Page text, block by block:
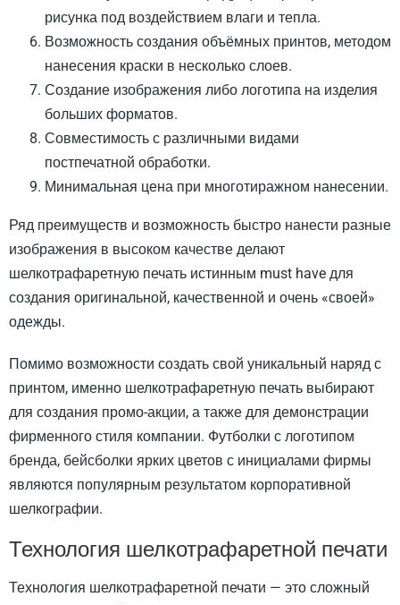
рисунка под воздействием влаги и тепла.
Возможность создания объёмных принтов, методом
нанесения краски в несколько слоев.
Создание изображения либо логотипа на изделия
больших форматов.
Совместимость с различными видами
постпечатной обработки.
Минимальная цена при многотиражном нанесении.
Ряд преимуществ и возможность быстро нанести разные
изображения в высоком качестве делают
шелкотрафаретную печать истинным must have для
создания оригинальной, качественной и очень «своей»
одежды.
Помимо возможности создать свой уникальный наряд с
принтом, именно шелкотрафаретную печать выбирают
для создания промо-акции, а также для демонстрации
фирменного стиля компании. Футболки с логотипом
бренда, бейсболки ярких цветов с инициалами фирмы
являются популярным результатом корпоративной
шелкографии.
Технология шелкотрафаретной печати
Технология шелкотрафаретной печати — это сложный